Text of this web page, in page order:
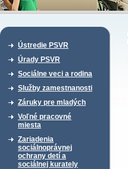
Ústredie PSVR
Úrady PSVR
Sociálne veci a rodina
Služby zamestnanosti
Záruky pre mladých
Voľné pracovné
miesta
Zariadenia
sociálnoprávnej
ochrany detí a
sociálnej kurately